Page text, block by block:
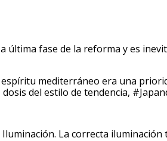
última fase de la reforma y es
mediterráneo era una
del estilo de tendencia,
La correcta